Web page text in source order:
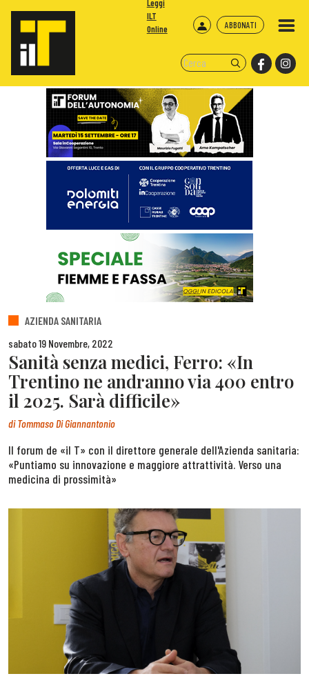
ABBONATI
Leggi
ILT
Online
AZIENDA SANITARIA
sabato 19 Novembre, 2022
Sanità senza medici, Ferro: «In
Trentino ne andranno via 400 entro
il 2025. Sarà difficile»
diTommaso Di Giannantonio
Il forum de «il T» con il direttore generale dell'Azienda sanitaria:
«Puntiamo su innovazione e maggiore attrattività. Verso una
medicina di prossimità»